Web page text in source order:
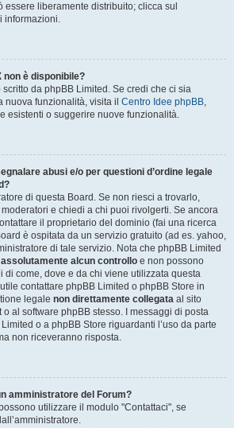
essere liberamente distribuito; clicca sul
informazioni.
è disponibile?
da phpBB Limited. Se credi che ci sia
funzionalità, visita il Centro Idee phpBB,
esistenti o suggerire nuove funzionalità.
abusi e/o per questioni d’ordine legale
di questa Board. Se non riesci a trovarlo,
e chiedi a chi puoi rivolgerti. Se ancora
il proprietario del dominio (fai una ricerca
è ospitata da un servizio gratuito (ad es. yahoo,
di tale servizio. Nota che phpBB Limited
assolutamente alcun controllo e non possono
di come, dove e da chi viene utilizzata questa
contattare phpBB Limited o phpBB Store in
legale non direttamente collegata al sito
al software phpBB stesso. I messaggi di posta
o a phpBB Store riguardanti l’uso da parte
non riceveranno risposta.
amministratore del Forum?
utilizzare il modulo "Contattaci", se